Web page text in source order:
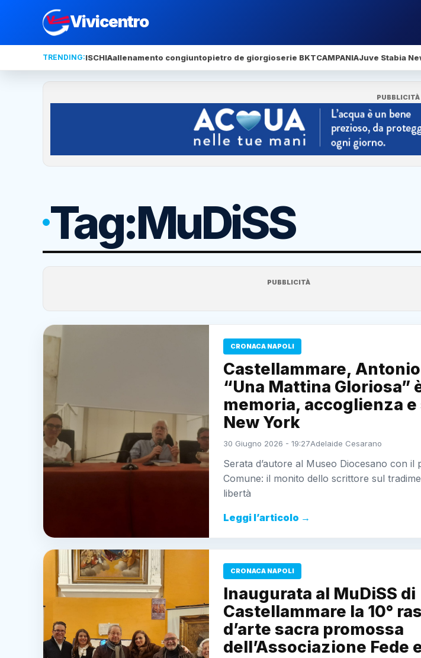
Vivicentro
TRENDING:ISCHIAallenamento congiuntopietro de giorgioserie BKTCAMPANIAJuve Stabia
PUBBLICITÀ
Tag:MuDiSS
PUBBLICITÀ
CRONACA NAPOLI
Castellammare,
“Una Mattina Gloriosa”
memoria, accoglienza
New York
30 Giugno 2026 - 19:27Adelaide Cesarano
Serata d’autore al Museo Diocesano con il
Comune: il monito dello scrittore sul
libertà
Leggi l’articolo →
CRONACA NAPOLI
Inaugurata al MuDiSS di
Castellammare la 10°
d’arte sacra promossa
dell’Associazione Fede